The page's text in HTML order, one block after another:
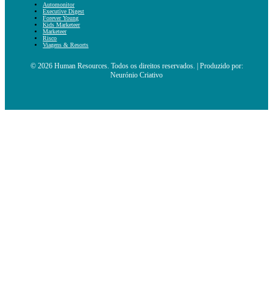
Automonitor
Executive Digest
Forever Young
Kids Marketeer
Marketeer
Risco
Viagens & Resorts
© 2026 Human Resources. Todos os direitos reservados. | Produzido por:
Neurónio Criativo